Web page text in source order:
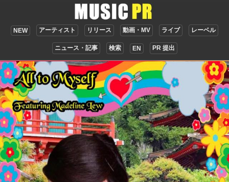
NEW アーティスト リリース 動画・MV ライブ レーベル
ニュース・記事 検索 EN PR 提出